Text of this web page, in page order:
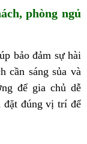
phòng ngủ
bảo đảm sự hài
cần sáng sủa và
để gia chủ dễ
đặt đúng vị trí để